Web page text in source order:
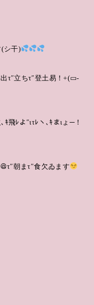
(シ干)
τ″立ちτ″登土易！+(▭‐
飛ﾚよ″ιτﾚヽ､ｷまιょ─！
τ″朝まτ″食欠ゐます